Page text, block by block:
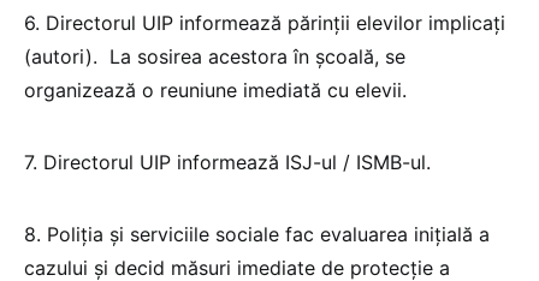
6. Directorul UIP informează părinții elevilor implicați
(autori). La sosirea acestora în școală, se
organizează o reuniune imediată cu elevii.
7. Directorul UIP informează ISJ-ul / ISMB-ul.
8. Poliția și serviciile sociale fac evaluarea inițială a
cazului și decid măsuri imediate de protecție a